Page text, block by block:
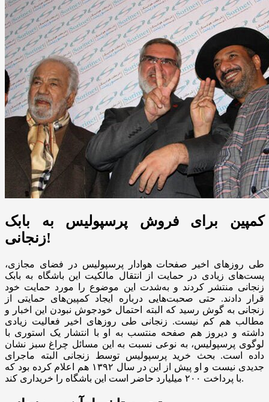
کمپین برای فروش پرسپولیس به بابک
زنجانی!
طی روز‌های اخیر صفحات هوادار پرسپولیس در فضای مجازی،
پست‌های زیادی در حمایت از انتقال مالکیت این باشگاه به بابک
زنجانی منتشر کردند و به‌شدت این موضوع را مورد حمایت خود
قرار دادند. حتی صحبت‌هایی درباره ایجاد کمپین‌های حمایتی از
زنجانی به گوش رسید که البته احتمال خودجوش نبودن این اخبار و
مطالب هم کم نیست. زنجانی طی روز‌های اخیر فعالیت زیادی
داشته و دیروز هم صفحه منتسب به او با انتشار یک استوری با
لوگوی پرسپولیس، به نوعی نسبت به این مسائل چراغ سبز نشان
داده است. بحث خرید پرسپولیس توسط زنجانی البته ماجرای
جدیدی نیست و او پیش از این در سال ۱۳۹۲ هم اعلام کرده بود که
با پرداخت ۲۰۰ میلیارد حاضر است این باشگاه را خریداری کند.